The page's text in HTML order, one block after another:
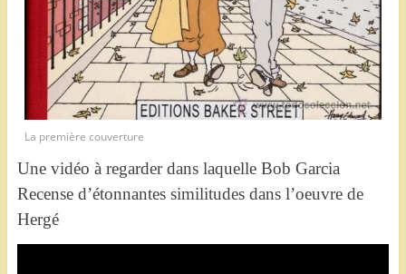
La première couverture
Une vidéo à regarder dans laquelle Bob Garcia
Recense d’étonnantes similitudes dans l’oeuvre de
Hergé